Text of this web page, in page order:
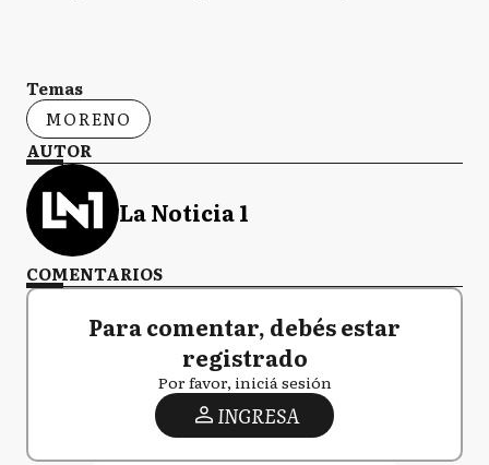
Temas
MORENO
AUTOR
La Noticia 1
COMENTARIOS
Para comentar, debés estar
registrado
Por favor, iniciá sesión
INGRESA